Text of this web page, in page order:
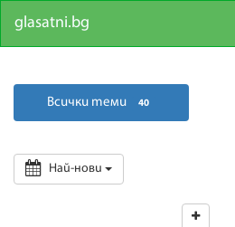
glasatni.bg
Всички теми 40
Най-нови